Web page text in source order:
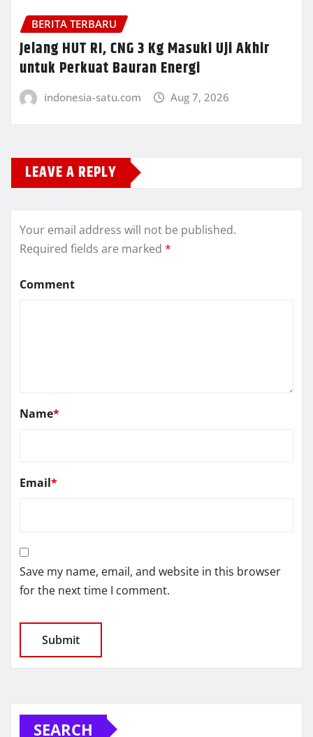
BERITA TERBARU
Jelang HUT RI, CNG 3 Kg Masuki Uji Akhir
untuk Perkuat Bauran Energi
indonesia-satu.com Aug 7, 2026
LEAVE A REPLY
Your email address will not be published.
Required fields are marked *
Comment
Name*
Email*
Save my name, email, and website in this browser
for the next time I comment.
SEARCH